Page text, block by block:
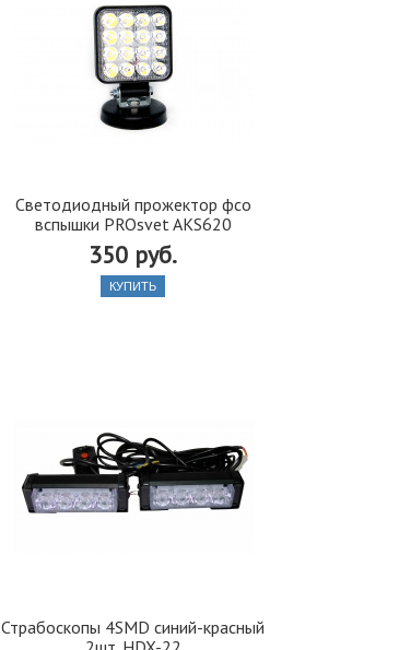
Светодиодный прожектор фсо
вспышки PROsvet AKS620
350 руб.
КУПИТЬ
Страбоскопы 4SMD синий-красный